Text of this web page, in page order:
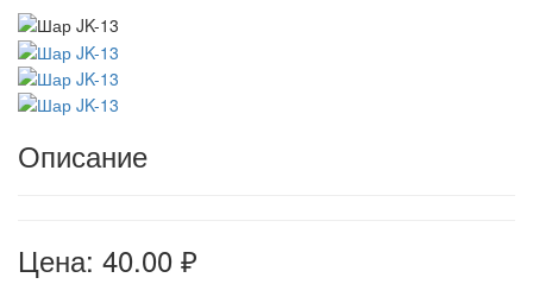
Описание
Цена: 40.00 ₽